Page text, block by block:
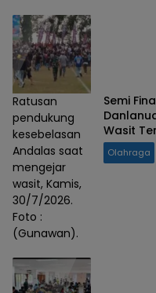
Ratusan
pendukung
kesebelasan
Andalas saat
mengejar
wasit, Kamis,
30/7/2026.
Foto :
(Gunawan).
Semi
Wasit
Olahraga